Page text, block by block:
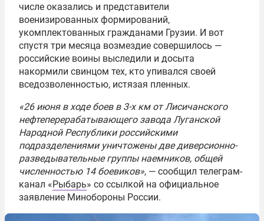
числе оказались и представители
военизированных формирований,
укомплектованных гражданами Грузии. И вот
спустя три месяца возмездие совершилось —
российские воины выследили и досыта
накормили свинцом тех, кто упивался своей
вседозволенностью, истязая пленных.
«26 июня в ходе боев в 3-х км от Лисичанского
нефтеперерабатывающего завода Луганской
Народной Республики российскими
подразделениями уничтожены две диверсионно-
разведывательные группы наемников, общей
численностью 14 боевиков», — сообщил телеграм-
канал «Рыбарь» со ссылкой на официальное
заявление Минобороны России.